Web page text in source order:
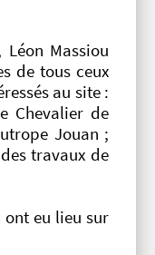
Léon Massiou
de tous ceux
au site :
Chevalier de
Jouan ;
travaux de
ont eu lieu sur